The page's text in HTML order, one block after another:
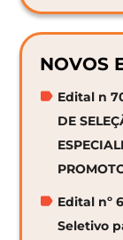
NOVOS
Edital n
DE
Edital nº
Seletivo